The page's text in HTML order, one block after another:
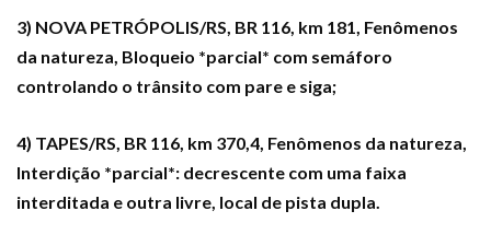
3) NOVA PETRÓPOLIS/RS, BR 116, km 181, Fenômenos
da natureza, Bloqueio *parcial* com semáforo
controlando o trânsito com pare e siga;
4) TAPES/RS, BR 116, km 370,4, Fenômenos da natureza,
Interdição *parcial*: decrescente com uma faixa
interditada e outra livre, local de pista dupla.